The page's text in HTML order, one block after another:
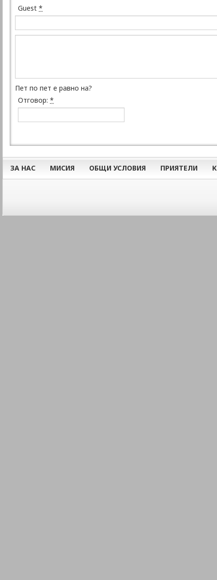
Guest *
Пет по пет е равно на?
Отговор: *
ЗА НАС МИСИЯ ОБЩИ УСЛОВИЯ ПРИЯТЕЛИ